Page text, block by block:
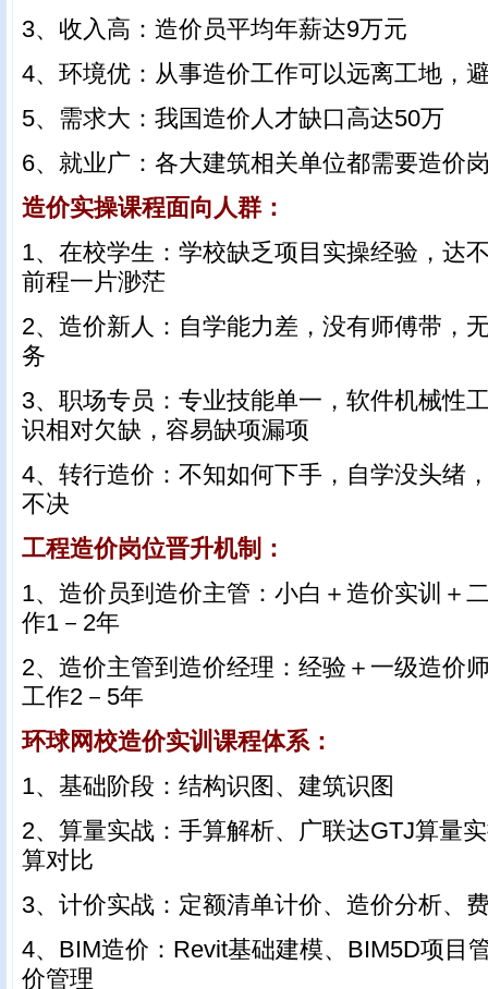
3、收入高：造价员平均年薪达9万元
4、环境优：从事造价工作可以远离工地，
5、需求大：我国造价人才缺口高达50万
6、就业广：各大建筑相关单位都需要造价
造价实操课程面向人群：
1、在校学生：学校缺乏项目实操经验，达
前程一片渺茫
2、造价新人：自学能力差，没有师傅带，
务
3、职场专员：专业技能单一，软件机械性
识相对欠缺，容易缺项漏项
4、转行造价：不知如何下手，自学没头绪
不决
工程造价岗位晋升机制：
1、造价员到造价主管：小白＋造价实训＋
作1－2年
2、造价主管到造价经理：经验＋一级造价
工作2－5年
环球网校造价实训课程体系：
1、基础阶段：结构识图、建筑识图
2、算量实战：手算解析、广联达GTJ算量
算对比
3、计价实战：定额清单计价、造价分析、
4、BIM造价：Revit基础建模、BIM5D项目
价管理